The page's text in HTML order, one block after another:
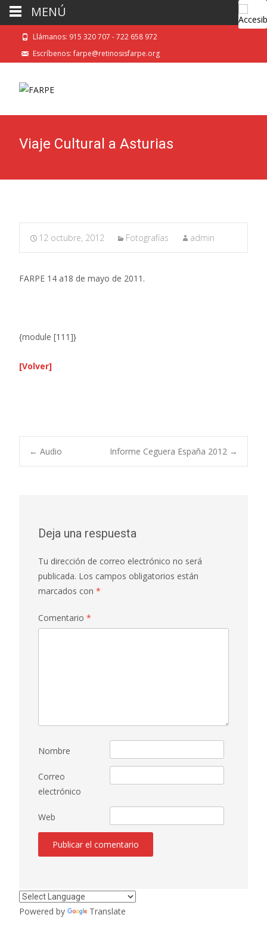
Llámanos: 915 320 707 - 722 658 972
Escríbenos: farpe@retinosisfarpe.org
Viaje Cultural a Asturias
12 octubre, 2012 Fotografías admin
FARPE 14 a18 de mayo de 2011.
{module [111]}
[Volver]
Navegación
entradas
← Audio Informe Ceguera España 2012 →
Deja una respuesta
Tu dirección de correo electrónico no será
publicada. Los campos obligatorios están
marcados con *
Comentario *
Nombre
Correo
electrónico
Web
Powered by Translate
MENÚ